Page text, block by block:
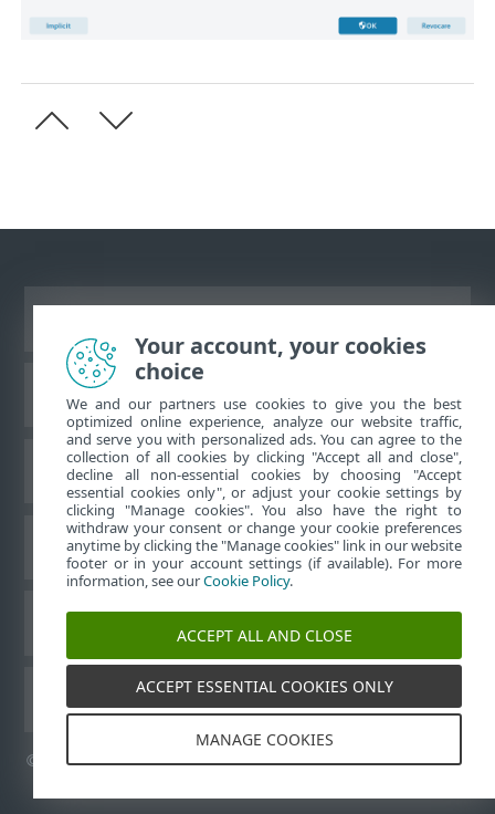
Baza de cunoştinţe ESET
Forum ESET
Asistenţă regională
Alte produse ESET
© 1992-2026ESET, spol. s r.o. - Toate drepturile rezervate.
Your account, your cookies
choice
We and our partners use cookies to give you the best
optimized online experience, analyze our website traffic,
and serve you with personalized ads. You can agree to the
collection of all cookies by clicking "Accept all and close",
decline all non-essential cookies by choosing "Accept
essential cookies only", or adjust your cookie settings by
clicking "Manage cookies". You also have the right to
withdraw your consent or change your cookie preferences
anytime by clicking the "Manage cookies" link in our website
footer or in your account settings (if available). For more
information, see ourCookie Policy.
ACCEPT ALL AND CLOSE
ACCEPT ESSENTIAL COOKIES ONLY
MANAGE COOKIES